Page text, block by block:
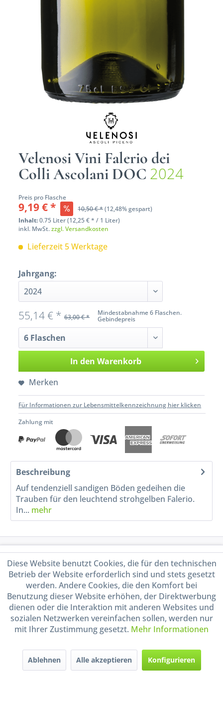
Velenosi Vini Falerio dei
Colli Ascolani DOC 2024
Preis pro Flasche
9,19 € * 10,50 € *(12,48% gespart)
Inhalt:0.75 Liter (12,25 € * / 1 Liter)
inkl. MwSt.zzgl. Versandkosten
Lieferzeit 5 Werktage
Jahrgang:
Mindestabnahme 6 Flaschen.
Gebindepreis
55,14 € * 63,00 € *
In den Warenkorb
Merken
Für Informationen zur Lebensmittelkennzeichnung hier klicken
Zahlung mit
Beschreibung
Auf tendenziell sandigen Böden gedeihen die
Trauben für den leuchtend strohgelben Falerio.
In... mehr
Shop Service
Informationen
Handel mit BIO-Weinen
durch DE-ÖKO-009
Diese Website benutzt Cookies, die für den technischen
Betrieb der Website erforderlich sind und stets gesetzt
werden. Andere Cookies, die den Komfort bei
Benutzung dieser Website erhöhen, der Direktwerbung
dienen oder die Interaktion mit anderen Websites und
sozialen Netzwerken vereinfachen sollen, werden nur
mit Ihrer Zustimmung gesetzt. Mehr Informationen
Ablehnen Alle akzeptieren Konfigurieren